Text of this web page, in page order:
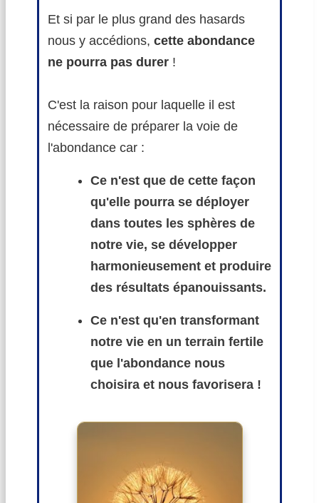
Et si par le plus grand des hasards
nous y accédions, cette abondance
ne pourra pas durer !
C'est la raison pour laquelle il est
nécessaire de préparer la voie de
l'abondance car :
Ce n'est que de cette façon
qu'elle pourra se déployer
dans toutes les sphères de
notre vie, se développer
harmonieusement et produire
des résultats épanouissants.
Ce n'est qu'en transformant
notre vie en un terrain fertile
que l'abondance nous
choisira et nous favorisera !